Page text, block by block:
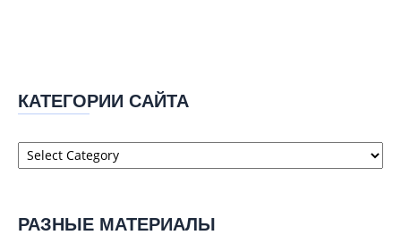
КАТЕГОРИИ САЙТА
Категории
сайта
РАЗНЫЕ МАТЕРИАЛЫ